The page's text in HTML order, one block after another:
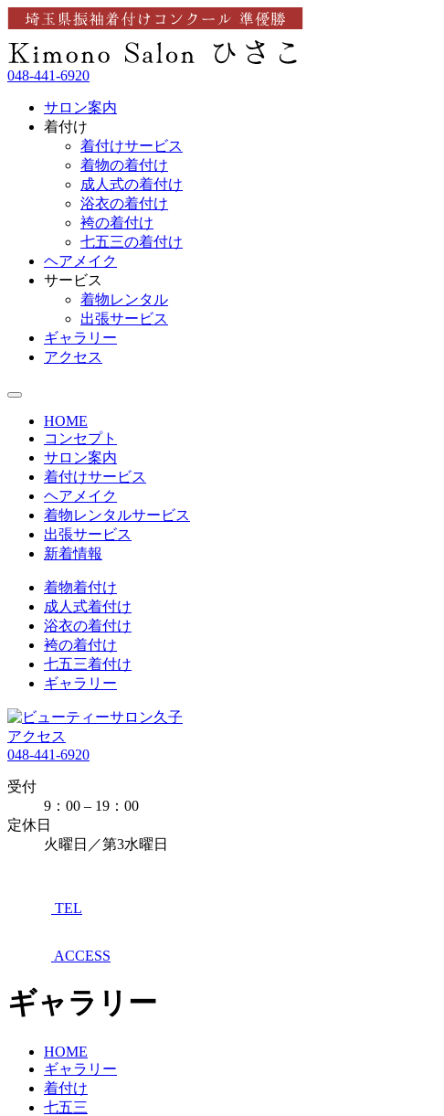
048-441-6920
サロン案内
着付け
着付けサービス
着物の着付け
成人式の着付け
浴衣の着付け
袴の着付け
七五三の着付け
ヘアメイク
サービス
着物レンタル
出張サービス
ギャラリー
アクセス
HOME
コンセプト
サロン案内
着付けサービス
ヘアメイク
着物レンタルサービス
出張サービス
新着情報
着物着付け
成人式着付け
浴衣の着付け
袴の着付け
七五三着付け
ギャラリー
アクセス
048-441-6920
受付
9：00 – 19：00
定休日
火曜日／第3水曜日
TEL
ACCESS
ギャラリー
HOME
ギャラリー
着付け
七五三